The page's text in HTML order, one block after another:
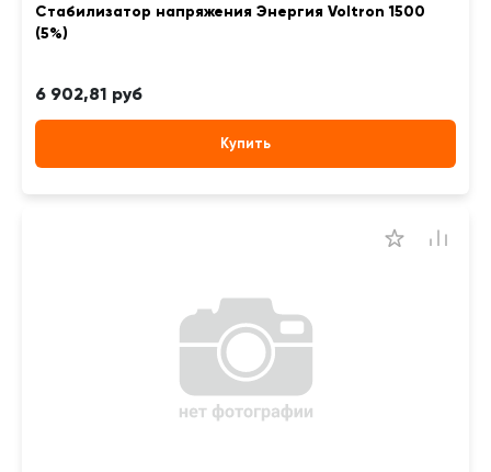
Стабилизатор напряжения Энергия Voltron 1500
(5%)
6 902,81 руб
Купить